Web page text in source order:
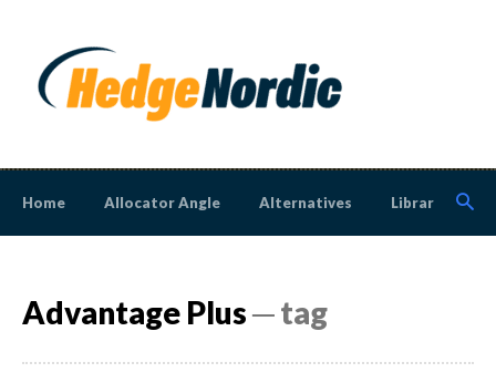
Home Allocator Angle Alternatives Library
Advantage Plus─ tag